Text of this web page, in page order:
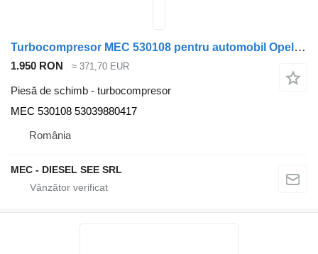
Turbocompresor MEC 530108 pentru automobil Opel MOVANO
1.950 RON ≈ 371,70 EUR
Piesă de schimb - turbocompresor
MEC 530108 53039880417
România
MEC - DIESEL SEE SRL